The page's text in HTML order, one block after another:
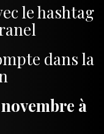
le hashtag
dans la
à